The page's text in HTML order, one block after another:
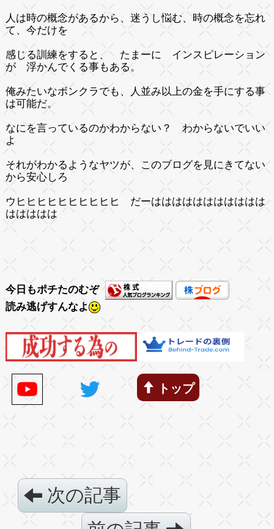
人は時の概念があるから、迷うし悩む、時の概念を忘れ
て、今だけを
感じる訓練をすると、 たまーに インスピレーション
が 浮かんでくる事もある。
俺みたいなボンクラでも、人並み以上の金を手にする事
は可能だ。
なにを言っているのかわからない？ わからないでいい
よ
それがわかるようなヤツが、このブログを見にきてない
から安心しろ
ウヒヒヒヒヒヒヒヒヒヒ だーははははははははははは
ははははは
今日もポチたのむぞ
読み逃げすんなよ
トップ
次の記事